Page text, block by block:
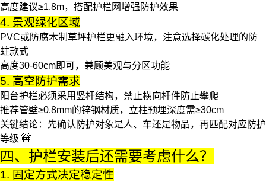
高度建议≥1.8m，搭配护栏网增强防护效果
4. 景观绿化区域
PVC或防腐木制 草坪护栏更融入环境，注意选择碳化处理的防
蛀款式
高度30-60cm即可，兼顾美观与分区功能
5. 高空防护需求
阳台护栏必须采用竖杆结构，禁止横向杆件防止攀爬
推荐管壁≥0.8mm的锌钢材质，立柱预埋深度需≥30cm
关键结论：先确认防护对象是人、车还是物品，再匹配对应防护
等级 🚧
四、护栏安装后还需要考虑什么？
1. 固定方式决定稳定性